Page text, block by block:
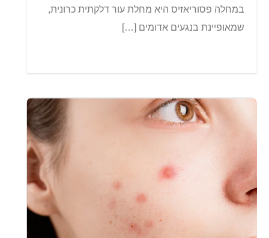
במחלה פסוריאזיס היא מחלת עור דלקתית כרונית,
שמאופיינת בנגעים אדומים […]